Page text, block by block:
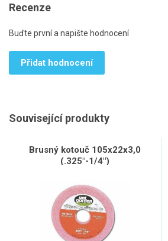
Recenze
Buďte první a napište hodnocení
Přidat hodnocení
Související produkty
Brusný kotouč 105x22x3,0
(.325"-1/4")